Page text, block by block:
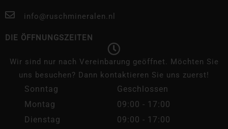
info@ruschmineralen.nl
DIE ÖFFNUNGSZEITEN
Wir sind nur nach Vereinbarung geöffnet. Möchten Sie
uns besuchen? Dann kontaktieren Sie uns zuerst!
Sonntag
Geschlossen
Montag
09:00 - 17:00
Dienstag
09:00 - 17:00